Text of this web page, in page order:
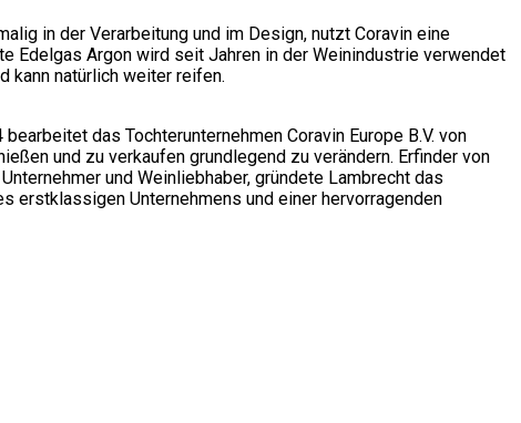
in der Verarbeitung und im Design, nutzt Coravin eine
Edelgas Argon wird seit Jahren in der Weinindustrie verwendet
kann natürlich weiter reifen.
das Tochterunternehmen Coravin Europe B.V. von
und zu verkaufen grundlegend zu verändern. Erfinder von
und Weinliebhaber, gründete Lambrecht das
erstklassigen Unternehmens und einer hervorragenden